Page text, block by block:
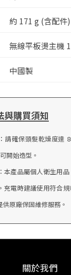
約 171 g (含配件)
無線平板燙主機
中國製
與購買須知
請確保頭髮乾燥度達
開始造型。
本產品屬個人衛生用
。充電時建議使用符合
原廠保固維修服務。
關於我們